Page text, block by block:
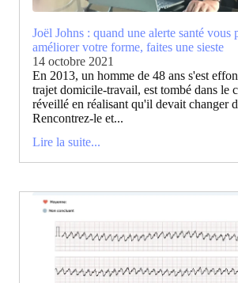
Joël Johns : quand une alerte santé vous
améliorer votre forme, faites une sieste
14 octobre 2021
En 2013, un homme de 48 ans s'est
trajet domicile-travail, est tombé dans le
réveillé en réalisant qu'il devait changer
Rencontrez-le et...
Lire la suite...